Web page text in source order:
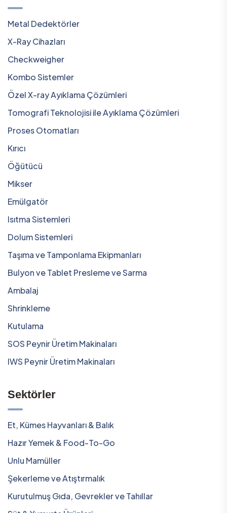
Metal Dedektörler
X-Ray Cihazları
Checkweigher
Kombo Sistemler
Özel X-ray Ayıklama Çözümleri
Tomografi Teknolojisi ile Ayıklama Çözümleri
Proses Otomatları
Kırıcı
Öğütücü
Mikser
Emülgatör
Isıtma Sistemleri
Dolum Sistemleri
Taşıma ve Tamponlama Ekipmanları
Bulyon ve Tablet Presleme ve Sarma
Ambalaj
Shrinkleme
Kutulama
SOS Peynir Üretim Makinaları
IWS Peynir Üretim Makinaları
Sektörler
Et, Kümes Hayvanları & Balık
Hazır Yemek & Food-To-Go
Unlu Mamüller
Şekerleme ve Atıştırmalık
Kurutulmuş Gıda, Gevrekler ve Tahıllar